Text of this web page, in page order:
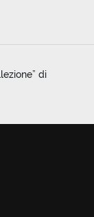
di